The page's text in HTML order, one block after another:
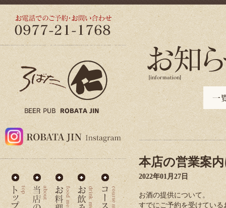
本店の営業案
2022年01月27日
お酒の提供について。
すでにご予約を受けてい